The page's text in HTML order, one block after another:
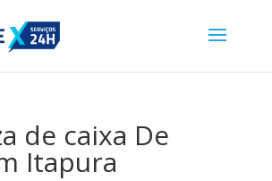
de caixa De
Itapura